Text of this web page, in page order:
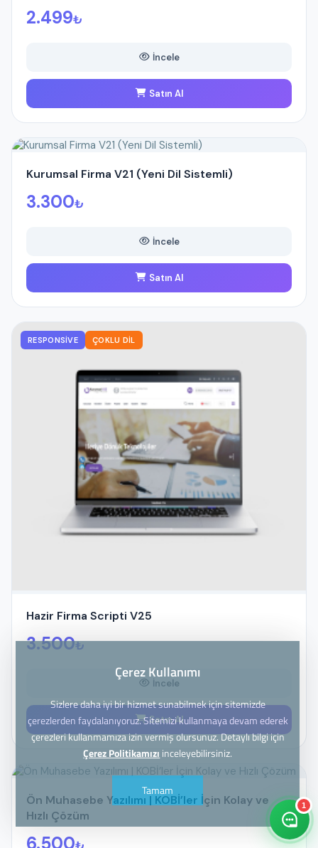
2.499₺
İncele
Satın Al
Kurumsal Firma V21 (Yeni Dil Sistemli)
3.300₺
İncele
Satın Al
RESPONSIVE ÇOKLU DIL
Hazir Firma Scripti V25
3.500₺
İncele
Satın Al
Ön Muhasebe Yazılımı | KOBİ’ler İçin Kolay ve
Hızlı Çözüm
6.500
1
Çerez Kullanımı
Sizlere daha iyi bir hizmet sunabilmek için sitemizde
çerezlerden faydalanıyoruz. Sitemizi kullanmaya devam ederek
çerezleri kullanmamıza izin vermiş olursunuz. Detaylı bilgi için
Çerez Politikamızı inceleyebilirsiniz.
Tamam